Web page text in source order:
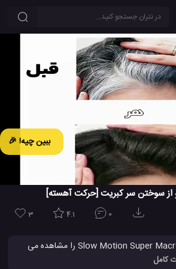
ببین چیه! 🎉
از سوختن سر کبریت [حرکت آهسته]
3 4.1 0
شما در اینجا یک فیلم Slow Motion Super Macro را مشاهده می
از یک کبریت که در حال سوختن را نشان میکامل